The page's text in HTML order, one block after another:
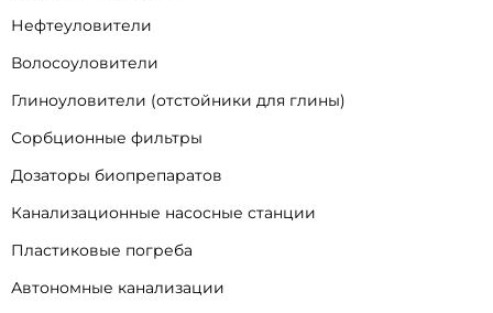
Нефтеуловители
Волосоуловители
Глиноуловители (отстойники для глины)
Сорбционные фильтры
Дозаторы биопрепаратов
Канализационные насосные станции
Пластиковые погреба
Автономные канализации